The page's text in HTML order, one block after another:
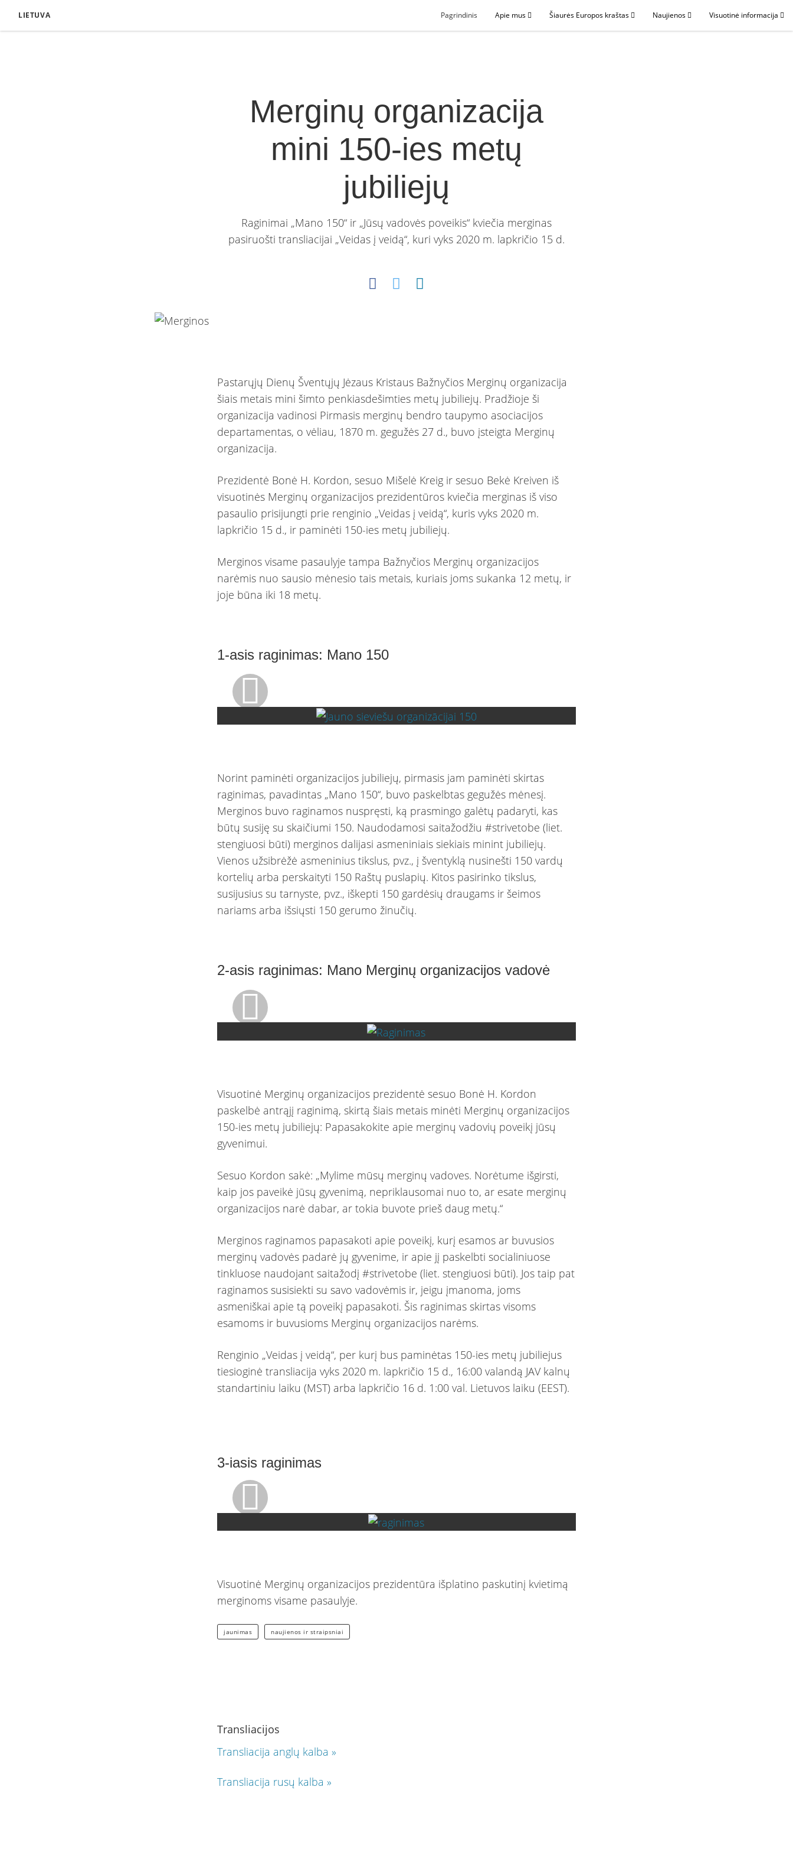
LIETUVA Pagrindinis Apie mus Šiaurės Europos kraštas Naujienos Visuotinė informacija
Merginų organizacija
mini 150-ies metų
jubiliejų
Raginimai „Mano 150“ ir „Jūsų vadovės poveikis“ kviečia merginas
pasiruošti transliacijai „Veidas į veidą“, kuri vyks 2020 m. lapkričio 15 d.
Pastarųjų Dienų Šventųjų Jėzaus Kristaus Bažnyčios Merginų organizacija
šiais metais mini šimto penkiasdešimties metų jubiliejų. Pradžioje ši
organizacija vadinosi Pirmasis merginų bendro taupymo asociacijos
departamentas, o vėliau, 1870 m. gegužės 27 d., buvo įsteigta Merginų
organizacija.
Prezidentė Bonė H. Kordon, sesuo Mišelė Kreig ir sesuo Bekė Kreiven iš
visuotinės Merginų organizacijos prezidentūros kviečia merginas iš viso
pasaulio prisijungti prie renginio „Veidas į veidą“, kuris vyks 2020 m.
lapkričio 15 d., ir paminėti 150-ies metų jubiliejų.
Merginos visame pasaulyje tampa Bažnyčios Merginų organizacijos
narėmis nuo sausio mėnesio tais metais, kuriais joms sukanka 12 metų, ir
joje būna iki 18 metų.
1-asis raginimas: Mano 150
Norint paminėti organizacijos jubiliejų, pirmasis jam paminėti skirtas
raginimas, pavadintas „Mano 150“, buvo paskelbtas gegužės mėnesį.
Merginos buvo raginamos nuspręsti, ką prasmingo galėtų padaryti, kas
būtų susiję su skaičiumi 150. Naudodamosi saitažodžiu #strivetobe (liet.
stengiuosi būti) merginos dalijasi asmeniniais siekiais minint jubiliejų.
Vienos užsibrėžė asmeninius tikslus, pvz., į šventyklą nusinešti 150 vardų
kortelių arba perskaityti 150 Raštų puslapių. Kitos pasirinko tikslus,
susijusius su tarnyste, pvz., iškepti 150 gardėsių draugams ir šeimos
nariams arba išsiųsti 150 gerumo žinučių.
2-asis raginimas: Mano Merginų organizacijos vadovė
Visuotinė Merginų organizacijos prezidentė sesuo Bonė H. Kordon
paskelbė antrąjį raginimą, skirtą šiais metais minėti Merginų organizacijos
150-ies metų jubiliejų: Papasakokite apie merginų vadovių poveikį jūsų
gyvenimui.
Sesuo Kordon sakė: „Mylime mūsų merginų vadoves. Norėtume išgirsti,
kaip jos paveikė jūsų gyvenimą, nepriklausomai nuo to, ar esate merginų
organizacijos narė dabar, ar tokia buvote prieš daug metų.“
Merginos raginamos papasakoti apie poveikį, kurį esamos ar buvusios
merginų vadovės padarė jų gyvenime, ir apie jį paskelbti socialiniuose
tinkluose naudojant saitažodį #strivetobe (liet. stengiuosi būti). Jos taip pat
raginamos susisiekti su savo vadovėmis ir, jeigu įmanoma, joms
asmeniškai apie tą poveikį papasakoti. Šis raginimas skirtas visoms
esamoms ir buvusioms Merginų organizacijos narėms.
Renginio „Veidas į veidą“, per kurį bus paminėtas 150-ies metų jubiliejus
tiesioginė transliacija vyks 2020 m. lapkričio 15 d., 16:00 valandą JAV kalnų
standartiniu laiku (MST) arba lapkričio 16 d. 1:00 val. Lietuvos laiku (EEST).
3-iasis raginimas
Visuotinė Merginų organizacijos prezidentūra išplatino paskutinį kvietimą
merginoms visame pasaulyje.
jaunimas naujienos ir straipsniai
Transliacijos
Transliacija anglų kalba »
Transliacija rusų kalba »